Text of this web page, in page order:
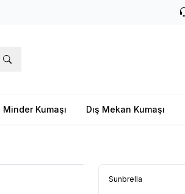
Minder Kumaşı Dış Mekan Kumaşı
Sunbrella